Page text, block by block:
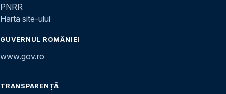
PNRR
Harta site-ului
GUVERNUL ROMÂNIEI
www.gov.ro
TRANSPARENȚĂ